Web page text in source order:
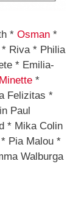
* Osman *
Riva * Philia
* Emilia-
Minette *
Felizitas *
Paul
* Mika Colin
Pia Malou *
Walburga